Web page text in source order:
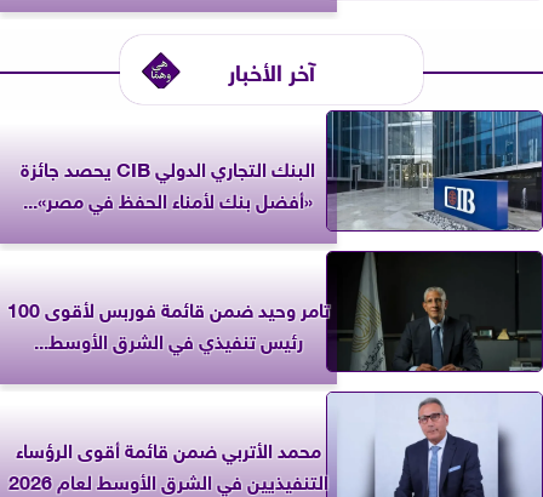
آخر الأخبار
البنك التجاري الدولي CIB يحصد جائزة
«أفضل بنك لأمناء الحفظ في مصر»...
تامر وحيد ضمن قائمة فوربس لأقوى 100
رئيس تنفيذي في الشرق الأوسط...
محمد الأتربي ضمن قائمة أقوى الرؤساء
التنفيذيين في الشرق الأوسط لعام 2026